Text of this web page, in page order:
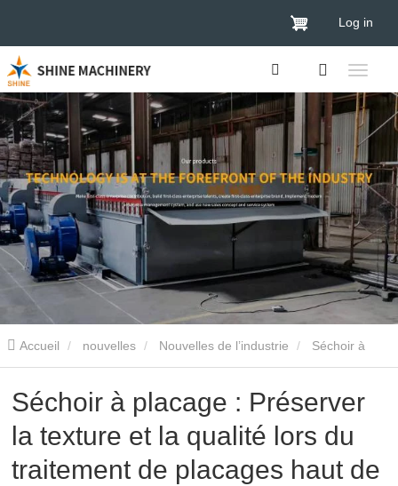
Log in
Accueil nouvelles Nouvelles de l’industrie
placage : Préserver la texture et la qualité lors du traitement de
placages haut de gamme
Séchoir à placage : Préserver
la texture et la qualité lors du
traitement de placages haut de